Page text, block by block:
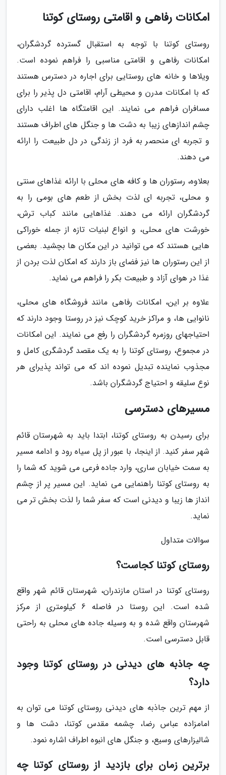
امکانات رفاهی و اقامتی روستای کوتنا
روستای کوتنا با توجه به استقبال گسترده گردشگران،
امکانات رفاهی و اقامتی مناسبی را فراهم نموده است.
ویلاها و خانه های روستایی برای اجاره در دسترس هستند
که با امکانات مدرن و محیطی آرام، اقامتی دل پذیر را برای
مسافران فراهم می نمایند. این اقامتگاه ها اغلب دارای
چشم اندازهای زیبا به دشت ها و جنگل های اطراف هستند
و تجربه ای منحصر به فرد از زندگی در دل طبیعت را ارائه
می دهند.
بعلاوه، رستوران ها و کافه های محلی با ارائه غذاهای سنتی
و محلی، تجربه ای لذت بخش از طعم های بومی را به
گردشگران ارائه می دهند. غذاهایی مانند کباب ترش،
خورشت های محلی، و انواع لبنیات تازه از جمله خوراکی
هایی هستند که می توانید در این مکان ها بچشید. بعضی
از این رستوران ها نیز فضای باز دارند که امکان لذت بردن از
غذا در هوای آزاد و طبیعت بکر را فراهم می نماید.
علاوه بر این، امکانات رفاهی مانند فروشگاه های محلی،
نانوایی ها، و مراکز خرید کوچک نیز در روستا وجود دارند که
احتیاجهای روزمره گردشگران را رفع می نمایند. این امکانات
در مجموع، روستای کوتنا را به یک مقصد گردشگری کامل و
مجذوب نماینده تبدیل نموده اند که می تواند پذیرای هر
نوع سلیقه و احتیاج گردشگران باشد.
مسیرهای دسترسی
برای رسیدن به روستای کوتنا، ابتدا باید به شهرستان قائم
شهر سفر کنید. از اینجا، با عبور از پل سیاه رود و ادامه مسیر
به سمت خیابان ساری، وارد جاده فرعی می شوید که شما را
به روستای کوتنا راهنمایی می نماید. این مسیر پر از چشم
انداز ها زیبا و دیدنی است که سفر شما را لذت بخش تر می
نماید.
سوالات متداول
روستای کوتنا کجاست؟
روستای کوتنا در استان مازندران، شهرستان قائم شهر واقع
شده است. این روستا در فاصله 6 کیلومتری از مرکز
شهرستان واقع شده و به وسیله جاده های محلی به راحتی
قابل دسترسی است.
چه جاذبه های دیدنی در روستای کوتنا وجود
دارد؟
از مهم ترین جاذبه های دیدنی روستای کوتنا می توان به
امامزاده عباس رضا، چشمه مقدس کوتنا، دشت ها و
شالیزارهای وسیع، و جنگل های انبوه اطراف اشاره نمود.
برترین زمان برای بازدید از روستای کوتنا چه